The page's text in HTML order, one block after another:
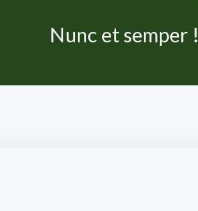
Nunc et semper !